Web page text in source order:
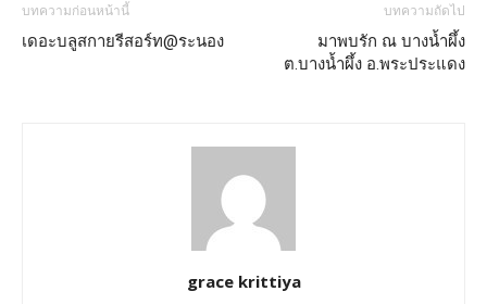
บทความก่อนหน้านี้
เดอะบลูสกายรีสอร์ท@ระนอง
บทความถัดไป
มาพบรัก ณ บางน้ำผึ้ง
ต.บางน้ำผึ้ง อ.พระประแดง
grace krittiya